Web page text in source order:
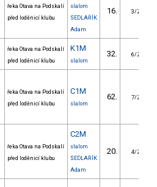
řeka Otava na Podskalí
před loděnicí klubu
slalom
SEDLAŘÍK
Adam
16. 3/ZS
řeka Otava na Podskalí
před loděnicí klubu
K1M
slalom
32. 6/ZS
řeka Otava na Podskalí
před loděnicí klubu
C1M
slalom
62. 7/ZS
řeka Otava na Podskalí
před loděnicí klubu
C2M
slalom
SEDLAŘÍK
Adam
20. 4/ZS